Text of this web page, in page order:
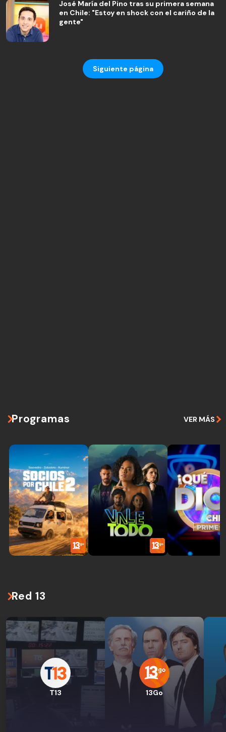
José María del Pino tras su primera semana
en Chile: "Estoy en shock con el cariño de la
gente"
Siguiente página
Programas VER MÁS
Red 13
T13 13Go